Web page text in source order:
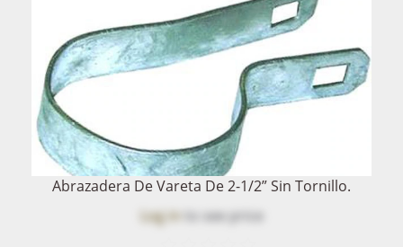
Abrazadera De Vareta De 2-1/2” Sin Tornillo.
Log into see price